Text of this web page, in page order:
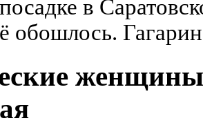
в
обошлось.